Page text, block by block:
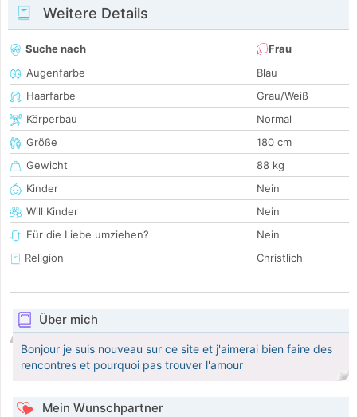
Weitere Details
Suche nach
Frau
Augenfarbe
Blau
Haarfarbe
Grau/Weiß
Körperbau
Normal
Größe
180 cm
Gewicht
88 kg
Kinder
Nein
Will Kinder
Nein
Für die Liebe umziehen?
Nein
Religion
Christlich
Über mich
Bonjour je suis nouveau sur ce site et j'aimerai bien faire des
rencontres et pourquoi pas trouver l'amour
Mein Wunschpartner